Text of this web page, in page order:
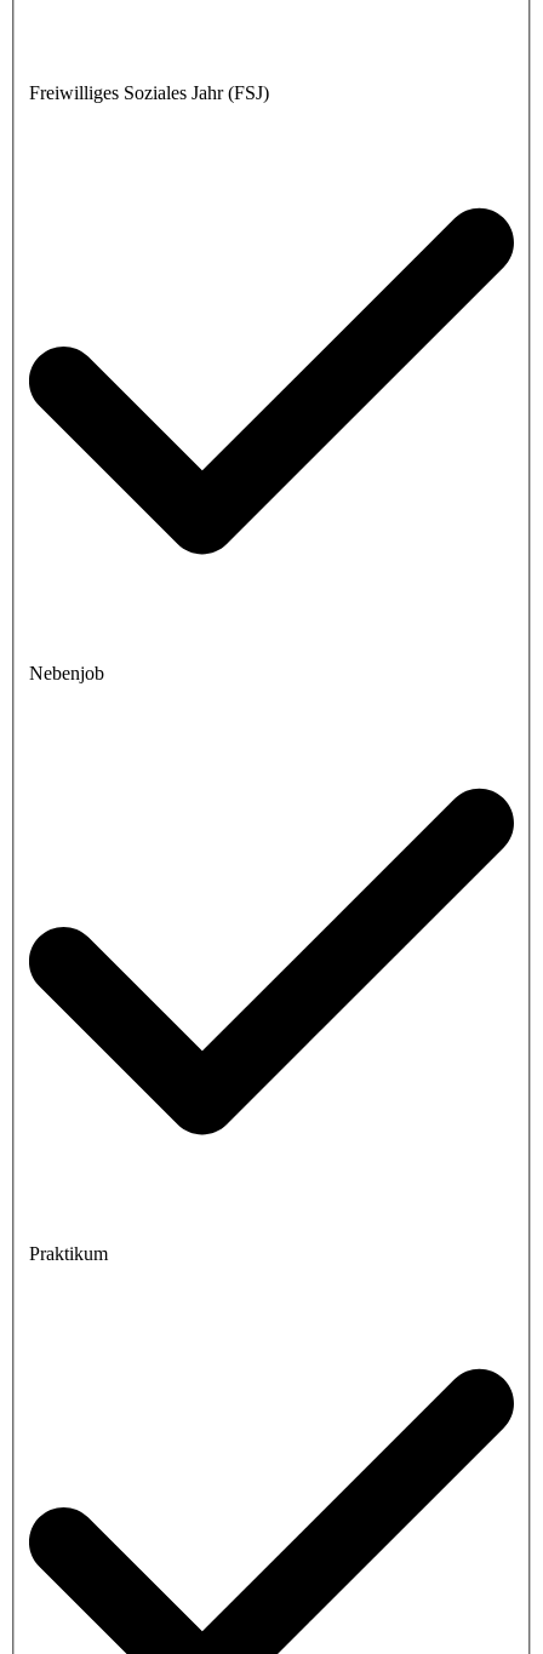
Freiwilliges Soziales Jahr (FSJ)
Nebenjob
Praktikum